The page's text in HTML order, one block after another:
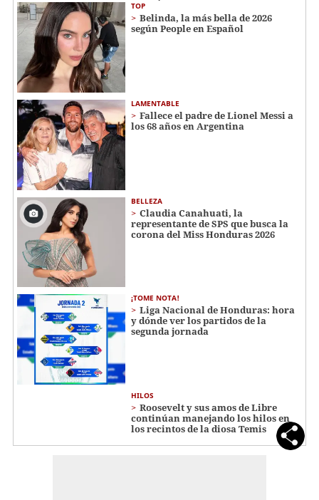
TOP
Belinda, la más bella de 2026
según People en Español
LAMENTABLE
Fallece el padre de Lionel Messi a
los 68 años en Argentina
BELLEZA
Claudia Canahuati, la
representante de SPS que busca la
corona del Miss Honduras 2026
¡TOME NOTA!
Liga Nacional de Honduras: hora
y dónde ver los partidos de la
segunda jornada
HILOS
Roosevelt y sus amos de Libre
continúan manejando los hilos en
los recintos de la diosa Temis